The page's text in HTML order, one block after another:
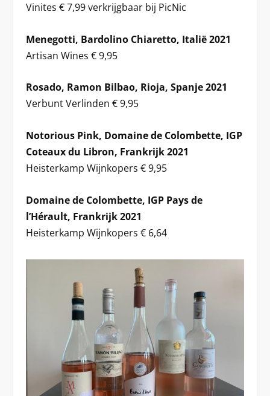
Vinites € 7,99 verkrijgbaar bij PicNic
Menegotti, Bardolino Chiaretto, Italië 2021
Artisan Wines € 9,95
Rosado, Ramon Bilbao, Rioja, Spanje 2021
Verbunt Verlinden € 9,95
Notorious Pink, Domaine de Colombette, IGP
Coteaux du Libron, Frankrijk 2021
Heisterkamp Wijnkopers € 9,95
Domaine de Colombette, IGP Pays de
l’Hérault, Frankrijk 2021
Heisterkamp Wijnkopers € 6,64